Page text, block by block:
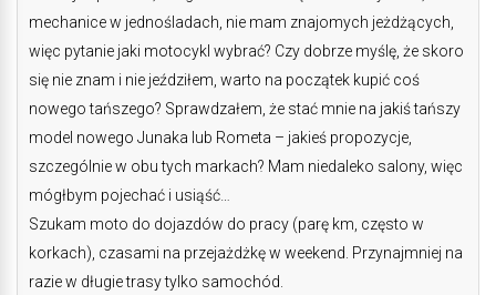
mechanice w jednośladach, nie mam znajomych jeżdżących,
więc pytanie jaki motocykl wybrać? Czy dobrze myślę, że skoro
się nie znam i nie jeździłem, warto na początek kupić coś
nowego tańszego? Sprawdzałem, że stać mnie na jakiś tańszy
model nowego Junaka lub Rometa – jakieś propozycje,
szczególnie w obu tych markach? Mam niedaleko salony, więc
mógłbym pojechać i usiąść…
Szukam moto do dojazdów do pracy (parę km, często w
korkach), czasami na przejażdżkę w weekend. Przynajmniej na
razie w długie trasy tylko samochód.